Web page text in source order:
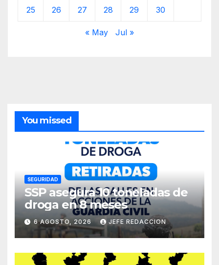
25 26 27 28 29 30
« May Jul »
You missed
SEGURIDAD
SSP asegura 10 toneladas de
droga en 8 meses
6 AGOSTO, 2026 JEFE REDACCION